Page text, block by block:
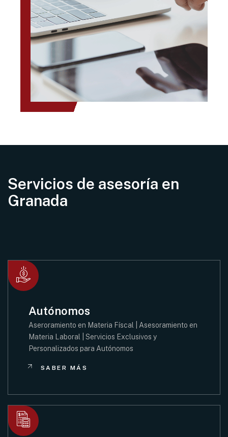
Servicios de asesoría en
Granada
Autónomos
Aseroramiento en Materia Físcal | Asesoramiento en
Materia Laboral | Servicios Exclusivos y
Personalizados para Autónomos
SABER MÁS